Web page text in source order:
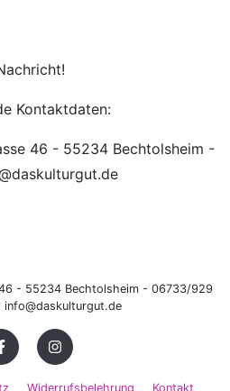
Kontaktdaten:
46 - 55234 Bechtolsheim -
- 55234 Bechtolsheim - 06733/929
info@daskulturgut.de
Widerrufsbelehrung Kontakt